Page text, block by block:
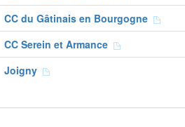
CC du Gâtinais en Bourgogne
CC Serein et Armance
Joigny